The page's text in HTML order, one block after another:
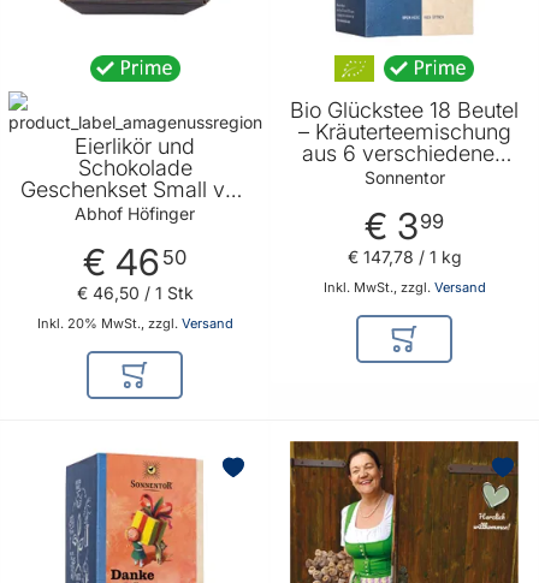
Eierlikör und
Schokolade
Geschenkset Small von
Abhof Höfinger
Abhof Höfinger
€ 46 50
Inkl. 20% MwSt., zzgl. Versand
€ 46,50 / 1 Stk
In den Warenkorb
Bio Glückstee 18 Beutel
– Kräuterteemischung
aus 6 verschiedenen
Kräutern von Sonnentor
Sonnentor
€ 399
Inkl. MwSt., zzgl. Versand
€ 147,78 / 1 kg
In den
BELIEBT